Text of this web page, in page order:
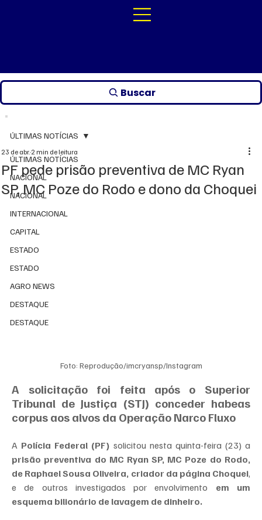
Buscar
ÚLTIMAS NOTÍCIAS
NACIONAL
NACIONAL
INTERNACIONAL
CAPITAL
ESTADO
ESTADO
AGRO NEWS
DESTAQUE
DESTAQUE
ÚLTIMAS NOTÍCIAS
PF pede prisão preventiva de MC Ryan
SP, MC Poze do Rodo e dono da Choquei
23 de abr.2 min de leitura
Foto: Reprodução/imcryansp/Instagram
A solicitação foi feita após o Superior
Tribunal de Justiça (STJ) conceder habeas
corpus aos alvos da Operação Narco Fluxo
A Polícia Federal (PF)
prisão preventiva do MC Ryan SP, MC Poze do Rodo,
de Raphael Sousa Oliveira, criador da página Choquei,
e de outros investigados por envolvimento em um
esquema bilionário de lavagem de dinheiro.